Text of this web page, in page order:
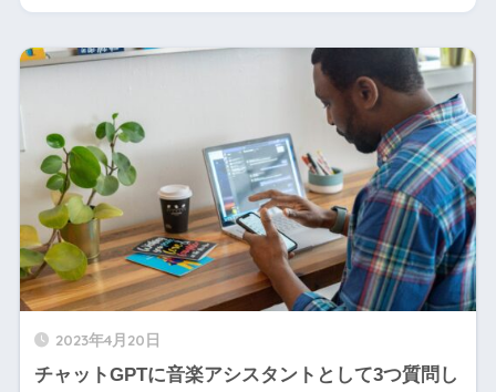
2023年4月20日
チャットGPTに音楽アシスタントとして3つ質問し